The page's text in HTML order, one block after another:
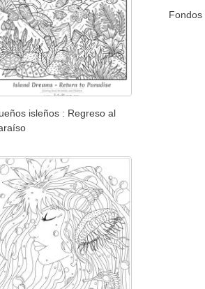
isleños : Regreso al
Fondos